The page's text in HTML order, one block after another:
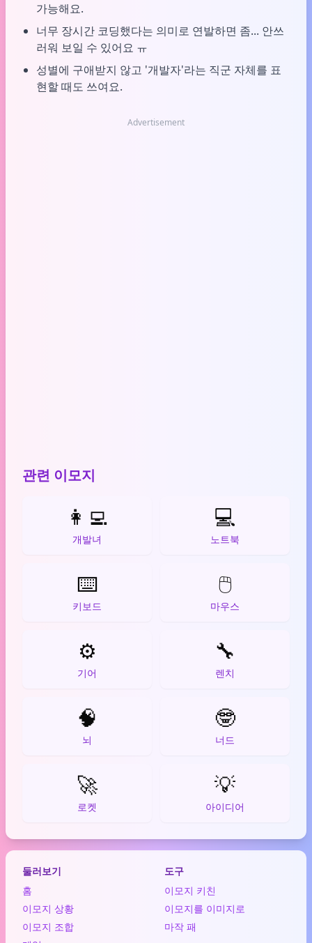
가능해요.
너무 장시간 코딩했다는 의미로 연발하면 좀... 안쓰
러워 보일 수 있어요 ㅠ
성별에 구애받지 않고 '개발자'라는 직군 자체를 표
현할 때도 쓰여요.
Advertisement
관련 이모지
👩‍💻
개발녀
💻
노트북
⌨️
키보드
🖱️
마우스
⚙️
기어
🔧
렌치
🧠
뇌
🤓
너드
🚀
로켓
💡
아이디어
둘러보기
홈
이모지 상황
이모지 조합
도구
이모지 키친
이모지를 이미지로
마작 패